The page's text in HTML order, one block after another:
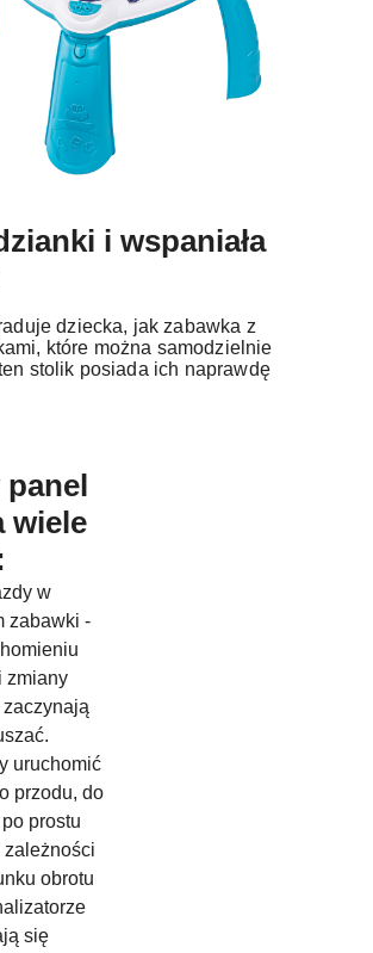
i wspaniała
dziecka, jak zabawka z
które można samodzielnie
stolik posiada ich naprawdę
panel
wiele
w
zabawki -
zmiany
uruchomić
przodu, do
po prostu
zależności
obrotu
się